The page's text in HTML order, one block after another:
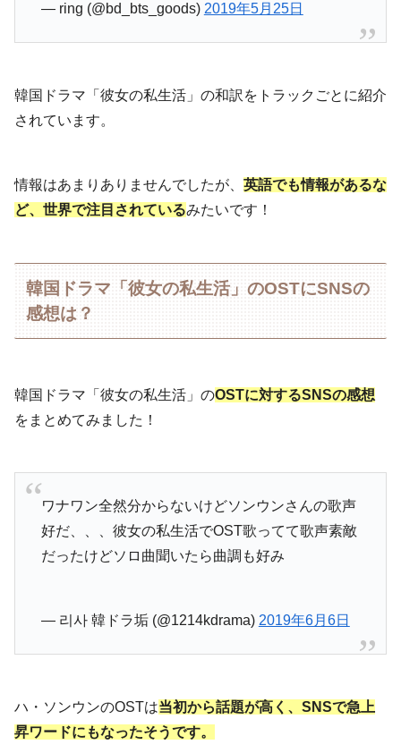
— ring (@bd_bts_goods) 2019年5月25日
韓国ドラマ「彼女の私生活」の和訳をトラックごとに紹介
されています。
情報はあまりありませんでしたが、 英語でも情報があるな
ど、世界で注目されているみたいです！
韓国ドラマ「彼女の私生活」のOSTにSNSの
感想は？
韓国ドラマ「彼女の私生活」のOSTに対するSNSの感想
をまとめてみました！
ワナワン全然分からないけどソンウンさんの歌声
好だ、、、彼女の私生活でOST歌ってて歌声素敵
だったけどソロ曲聞いたら曲調も好み
— 리사 韓ドラ垢 (@1214kdrama) 2019年6月6日
ハ・ソンウンのOSTは当初から話題が高く、SNSで急上
昇ワードにもなったそうです。